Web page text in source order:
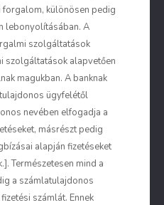
forgalom, különösen pedig
lebonyolításában. A
szolgáltatások
szolgáltatások alapvetően
magukban. A banknak
ügyfelétől
nevében elfogadja a
másrészt pedig
alapján fizetéseket
Természetesen mind a
a számlatulajdonos
számlát. Ennek